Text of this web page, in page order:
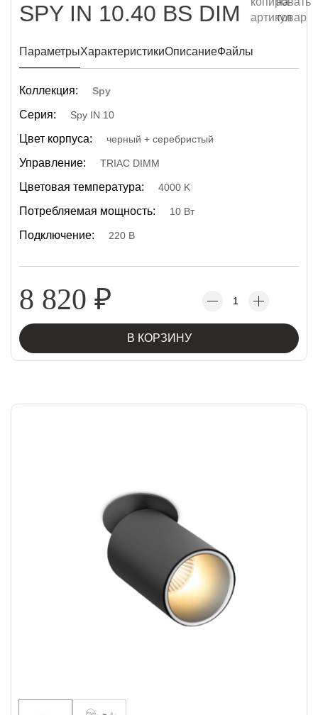
SPY IN 10.40 BS DIM
ПараметрыХарактеристикиОписаниеФайлы
Коллекция: Spy
Серия: Spy IN 10
Цвет корпуса: черный + серебристый
Управление: TRIAC DIMM
Цветовая температура: 4000 K
Потребляемая мощность: 10 Вт
Подключение: 220 В
8 820 ₽
В КОРЗИНУ